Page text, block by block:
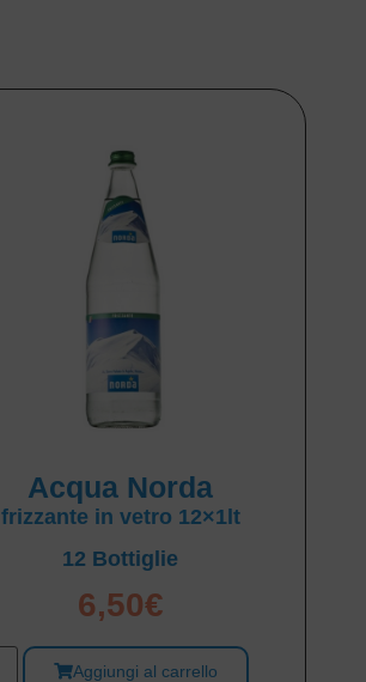
Acqua Norda
frizzante in vetro 12×1lt
12 Bottiglie
6,50€
Aggiungi al carrello